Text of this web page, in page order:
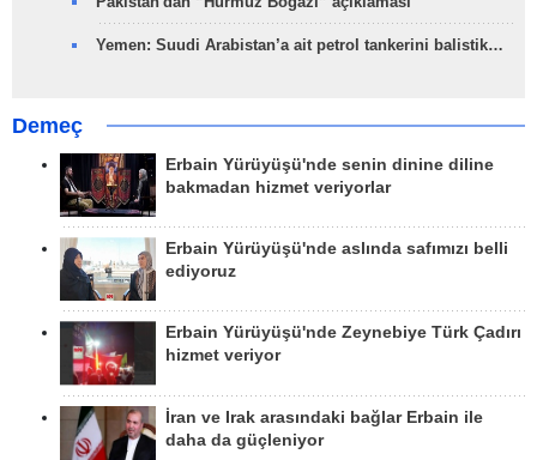
Yemen: Suudi Arabistan’a ait petrol tankerini balistik…
Demeç
Erbain Yürüyüşü'nde senin dinine diline
bakmadan hizmet veriyorlar
Erbain Yürüyüşü'nde aslında safımızı belli
ediyoruz
Erbain Yürüyüşü'nde Zeynebiye Türk Çadırı
hizmet veriyor
İran ve Irak arasındaki bağlar Erbain ile
daha da güçleniyor